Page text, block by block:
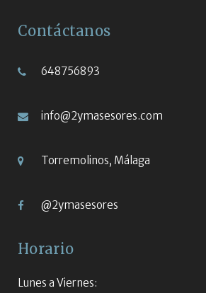
Contáctanos
648756893
info@2ymasesores.com
Torremolinos, Málaga
@2ymasesores
Horario
Lunes a Viernes: